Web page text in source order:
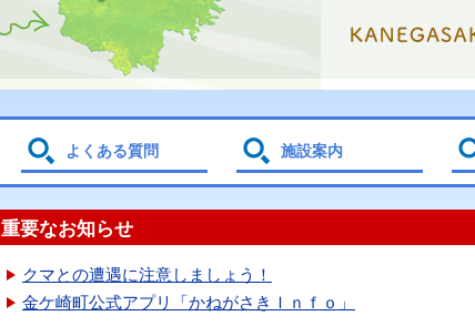
よくある質問 施設案内
重要なお知らせ
クマとの遭遇に注意しましょう！
金ケ崎町公式アプリ「かねがさきＩｎｆｏ」